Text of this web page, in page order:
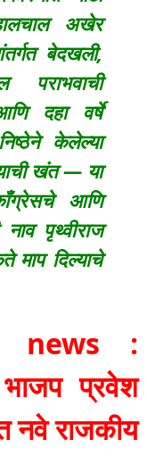
अखेर
बेदखली,
पराभवाची
दहा वर्षे
केलेल्या
खंत — या
आणि
पृथ्वीराज
माप दिल्याचे
news :
भाजप प्रवेश
नवे राजकीय